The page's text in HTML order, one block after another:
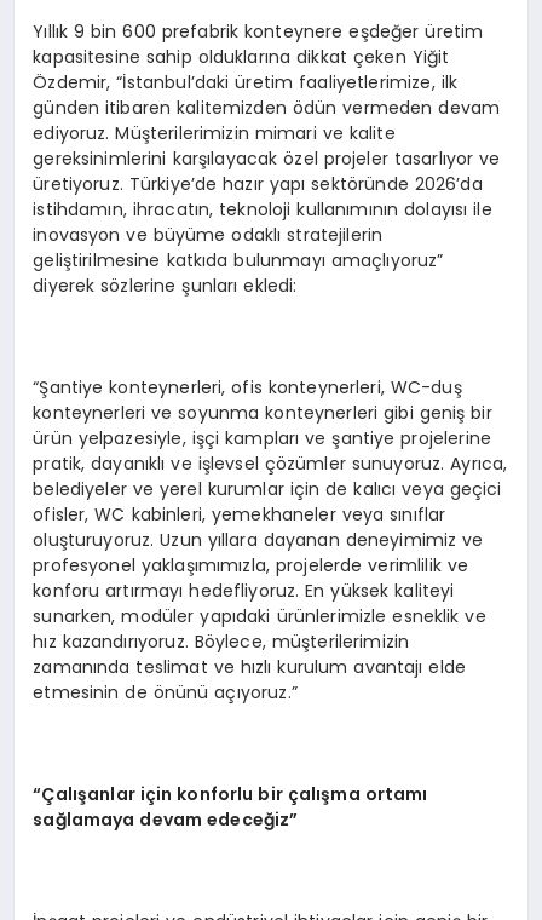
Yıllık 9 bin 600 prefabrik konteynere eşdeğer üretim
kapasitesine sahip olduklarına dikkat çeken Yiğit
Özdemir, “İstanbul’daki üretim faaliyetlerimize, ilk
günden itibaren kalitemizden ödün vermeden devam
ediyoruz. Müşterilerimizin mimari ve kalite
gereksinimlerini karşılayacak özel projeler tasarlıyor ve
üretiyoruz. Türkiye’de hazır yapı sektöründe 2026’da
istihdamın, ihracatın, teknoloji kullanımının dolayısı ile
inovasyon ve büyüme odaklı stratejilerin
geliştirilmesine katkıda bulunmayı amaçlıyoruz”
diyerek sözlerine şunları ekledi:
“Şantiye konteynerleri, ofis konteynerleri, WC-duş
konteynerleri ve soyunma konteynerleri gibi geniş bir
ürün yelpazesiyle, işçi kampları ve şantiye projelerine
pratik, dayanıklı ve işlevsel çözümler sunuyoruz. Ayrıca,
belediyeler ve yerel kurumlar için de kalıcı veya geçici
ofisler, WC kabinleri, yemekhaneler veya sınıflar
oluşturuyoruz. Uzun yıllara dayanan deneyimimiz ve
profesyonel yaklaşımımızla, projelerde verimlilik ve
konforu artırmayı hedefliyoruz. En yüksek kaliteyi
sunarken, modüler yapıdaki ürünlerimizle esneklik ve
hız kazandırıyoruz. Böylece, müşterilerimizin
zamanında teslimat ve hızlı kurulum avantajı elde
etmesinin de önünü açıyoruz.”
“Çalışanlar için konforlu bir çalışma ortamı
sağlamaya devam edeceğiz”